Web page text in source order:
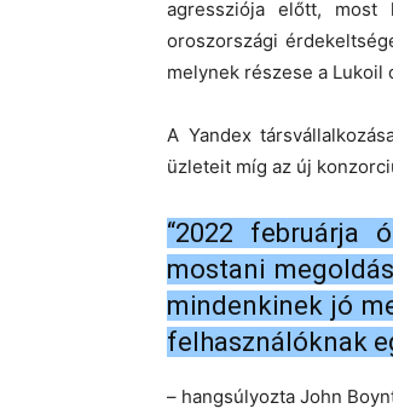
agressziója előtt,
oroszországi
melynek részese a Lukoil
A Yandex
üzleteit míg az új
“2022 februárja
mostani
mindenkinek jó
felhasználóknak
– hangsúlyozta John